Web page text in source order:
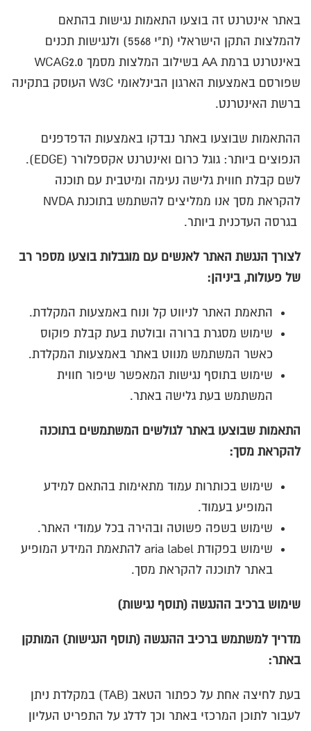
באתר אינטרנט זה בוצעו התאמות נגישות בהתאם
להמלצות התקן הישראלי (ת"י 5568) ולנגישות תכנים
באינטרנט ברמת AA בשילוב המלצות מסמך WCAG2.0
שפורסם באמצעות הארגון הבינלאומי W3C העוסק בתקינה
ברשת האינטרנט.
ההתאמות שבוצעו באתר נבדקו באמצעות הדפדפנים
הנפוצים ביותר: גוגל כרום ואינטרנט אקספלורר (EDGE).
לשם קבלת חווית גלישה נעימה ומיטבית עם תוכנה
להקראת מסך אנו ממליצים להשתמש בתוכנת NVDA
בגרסה העדכנית ביותר.
לצורך הנגשת האתר לאנשים עם מוגבלות בוצעו מספר רב
של פעולות, ביניהן:
התאמת האתר לניווט קל ונוח באמצעות המקלדת.
שימוש מסגרת ברורה ובולטת בעת קבלת פוקוס
כאשר המשתמש מנווט באתר באמצעות המקלדת.
שימוש בתוסף נגישות המאפשר שיפור חווית
המשתמש בעת גלישה באתר.
התאמות שבוצעו באתר לגולשים המשתמשים בתוכנה
להקראת מסך:
שימוש בכותרות עמוד מתאימות בהתאם למידע
המופיע בעמוד.
שימוש בשפה פשוטה ובהירה בכל עמודי האתר.
שימוש בפקודת aria label להתאמת המידע המופיע
באתר לתוכנה להקראת מסך.
שימוש ברכיב ההנגשה (תוסף נגישות)
מדריך למשתמש ברכיב ההנגשה (תוסף הנגישות) המותקן
באתר:
בעת לחיצה אחת על כפתור הטאב (TAB) במקלדת ניתן
לעבור לתוכן המרכזי באתר וכך לדלג על התפריט העליון